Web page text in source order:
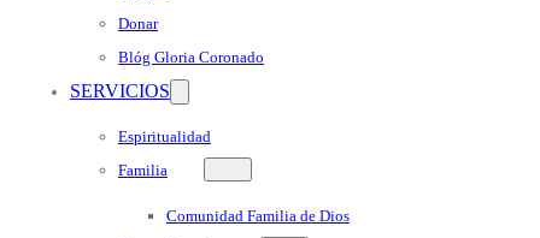
Donar
Blóg Gloria Coronado
SERVICIOS
Espiritualidad
Familia
Comunidad Familia de Dios